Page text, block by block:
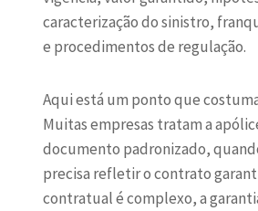
caracterização do sinistro,
e procedimentos de regulação.
Aqui está um ponto que
Muitas empresas tratam a
documento padronizado,
precisa refletir o contrato
contratual é complexo, a